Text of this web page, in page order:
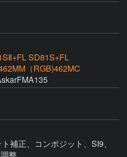
SD81S+FL
（RGB)462MC
補正、コンポジット、SI9、